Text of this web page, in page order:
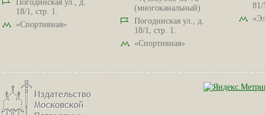
Погодинская ул., д.
18/1, стр. 1.
«Спортивная»
(многоканальный)
Погодинская ул., д.
18/1, стр. 1.
«Спортивная»
81/